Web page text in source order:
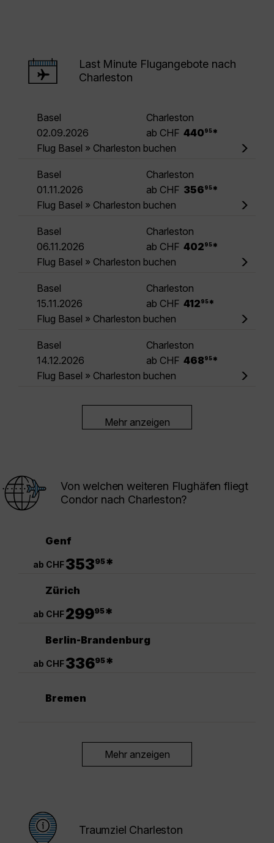
Last Minute Flugangebote nach
Charleston
Basel
Charleston
02.09.2026
ab CHF 440 95 *
Flug Basel » Charleston buchen
Basel
Charleston
01.11.2026
ab CHF 356 95 *
Flug Basel » Charleston buchen
Basel
Charleston
06.11.2026
ab CHF 402 95 *
Flug Basel » Charleston buchen
Basel
Charleston
15.11.2026
ab CHF 412 95 *
Flug Basel » Charleston buchen
Basel
Charleston
14.12.2026
ab CHF 468 95 *
Flug Basel » Charleston buchen
Mehr anzeigen
Von welchen weiteren Flughäfen fliegt
Condor nach Charleston?
Genf
ab CHF35395*
Zürich
ab CHF29995*
Berlin-Brandenburg
ab CHF33695*
Bremen
Mehr anzeigen
Traumziel Charleston